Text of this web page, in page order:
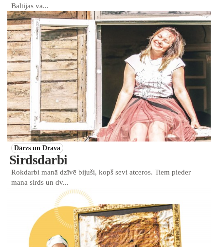
Baltijas va...
Dārzs un Drava
Sirdsdarbi
Rokdarbi manā dzīvē bijuši, kopš sevi atceros. Tiem pieder
mana sirds un dv...